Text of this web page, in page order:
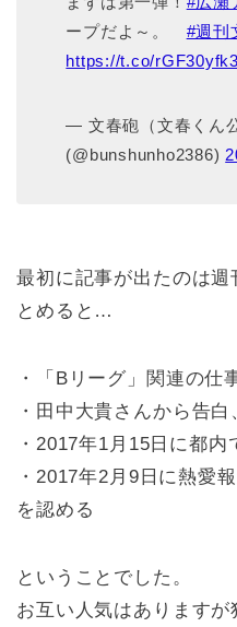
ープだよ～。 #週刊
https://t.co/
— 文春砲（文春くん
(@bunshunho2386)
最初に記事が出たのは週
とめると…
・「Bリーグ」関連の仕
・田中大貴さんから告
・2017年1月15日に都内
・2017年2月9日に熱愛
を認める
ということでした。
お互い人気はありますが